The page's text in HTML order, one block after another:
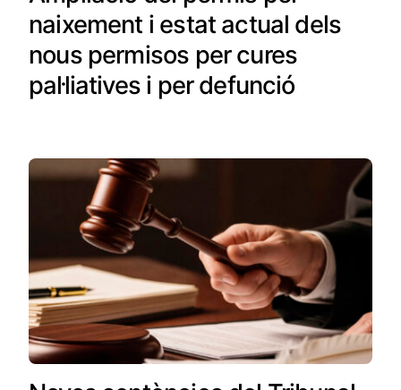
naixement i estat actual dels
nous permisos per cures
pal·liatives i per defunció